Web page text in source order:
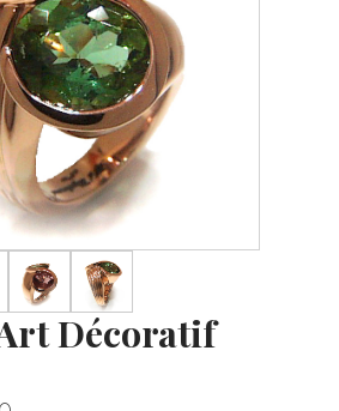
Décoratif